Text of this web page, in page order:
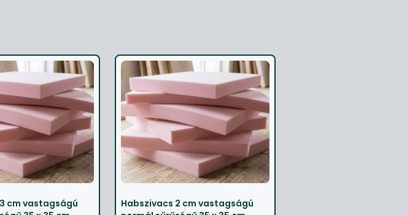
cm vastagságú
Habszivacs 2 cm vastagságú